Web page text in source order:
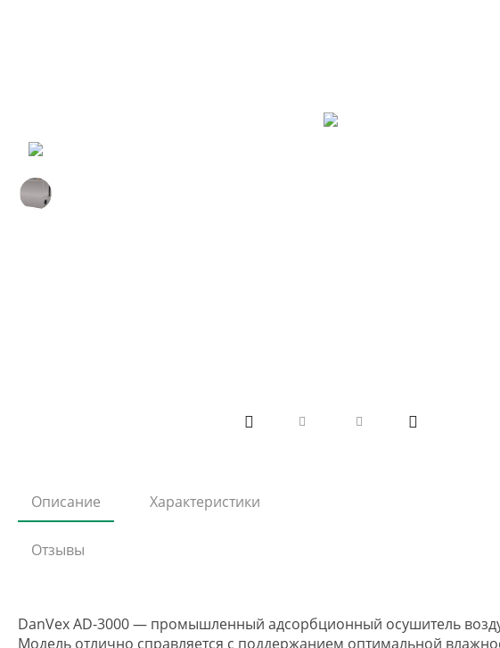
Описание Характеристики
Отзывы
DanVex AD-3000 — промышленный адсорбционный осушитель
Модель отлично справляется с поддержанием оптимальной